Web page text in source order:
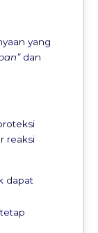
yang
dan
reaksi
dapat